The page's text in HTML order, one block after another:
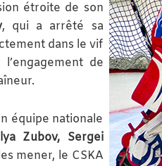
étroite de son
, qui a arrêté sa
dans le vif
de
équipe nationale
Zubov, Sergei
mener, le CSKA